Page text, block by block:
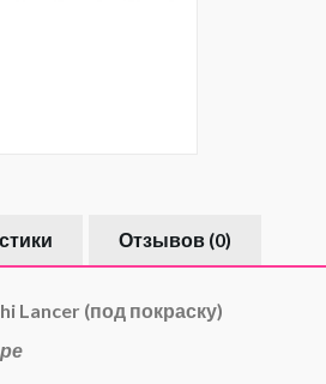
Отзывов (0)
Lancer (под покраску)